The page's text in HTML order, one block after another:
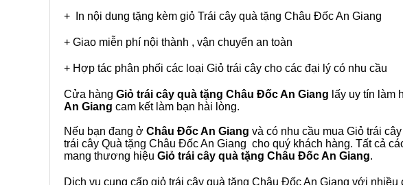
+ In nội dung tặng kèm giỏ Trái cây quà tặng Châu Đốc An Giang
+ Giao miễn phí nội thành , vận chuyển an toàn
+ Hợp tác phân phối các loại Giỏ trái cây cho các đại lý có nhu cầu
Cửa hàng Giỏ trái cây quà tặng Châu Đốc An Giang lấy uy tín làm
An Giang cam kết làm bạn hài lòng.
Nếu bạn đang ở Châu Đốc An Giang và có nhu cầu mua Giỏ trái
trái cây Quà tặng Châu Đốc An Giang cho quý khách hàng. Tất cả
mang thương hiệu Giỏ trái cây quà tặng Châu Đốc An Giang.
Dịch vụ cung cấp giỏ trái cây quà tặng Châu Đốc An Giang với